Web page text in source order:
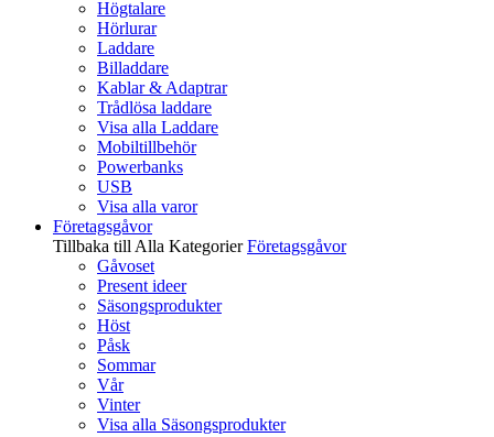
Högtalare
Hörlurar
Laddare
Billaddare
Kablar & Adaptrar
Trådlösa laddare
Visa alla Laddare
Mobiltillbehör
Powerbanks
USB
Visa alla varor
Företagsgåvor
Tillbaka till Alla Kategorier Företagsgåvor
Gåvoset
Present ideer
Säsongsprodukter
Höst
Påsk
Sommar
Vår
Vinter
Visa alla Säsongsprodukter